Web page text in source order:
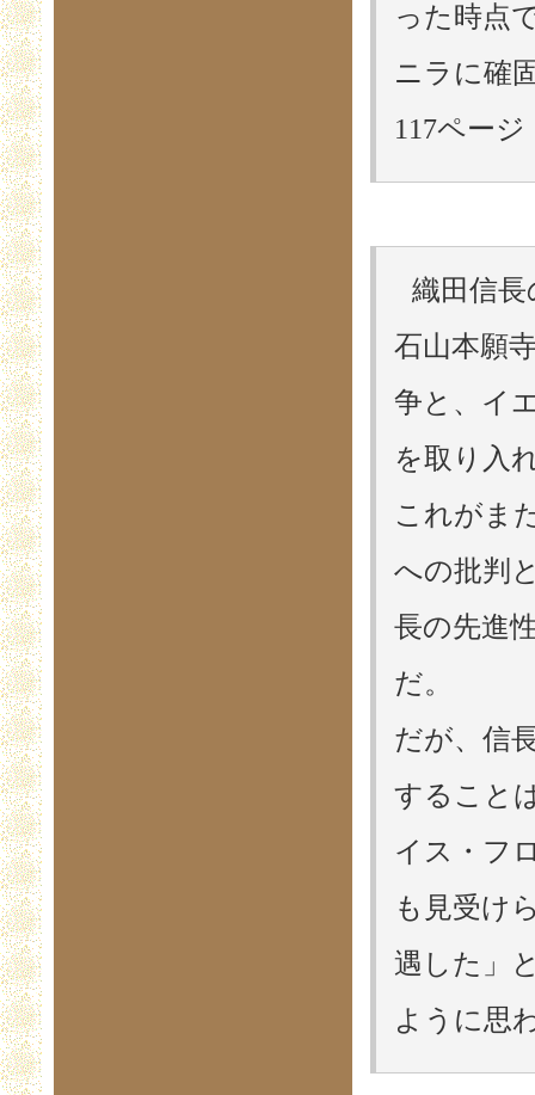
った時点
ニラに確
117ページ
織田信
石山本願
争と、イ
を取り入
これがま
への批判
長の先進
だ。
だが、信
すること
イス・フ
も見受け
遇した」
ように思